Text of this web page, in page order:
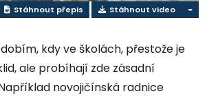
Stáhnout přepis Stáhnout video
kdy ve školách, přestože je
ale probíhají zde zásadní
novojičínská radnice